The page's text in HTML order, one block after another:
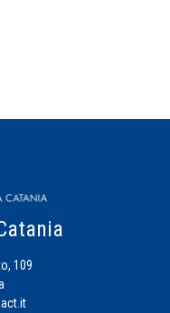
109